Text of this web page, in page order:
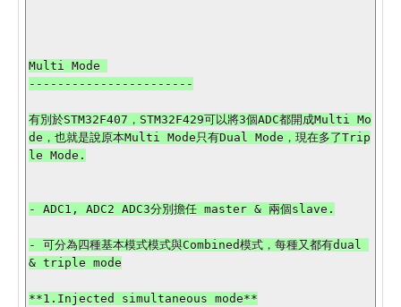
Multi Mode
-----------------------
有別於STM32F407，STM32F429可以將3個ADC都開成Multi Mo
de，也就是說原本Multi Mode只有Dual Mode，現在多了Trip
le Mode.
- ADC1, ADC2 ADC3分別擔任 master & 兩個slave.
- 可分為四種基本模式模式與Combined模式，每種又都有dual
& triple mode
**1.Injected simultaneous mode**